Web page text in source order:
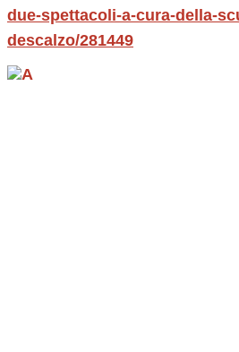
due-spettacoli-a-cura-della-
descalzo/281449